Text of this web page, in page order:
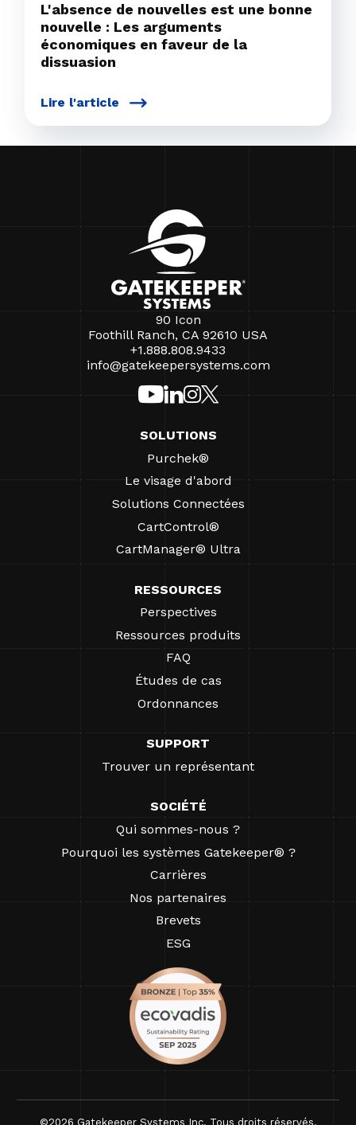
L'absence de nouvelles est une bonne
nouvelle : Les arguments
économiques en faveur de la
dissuasion
Lire l'article
90 Icon
Foothill Ranch, CA 92610 USA
+1.888.808.9433
info@gatekeepersystems.com
SOLUTIONS
Purchek®
Le visage d'abord
Solutions Connectées
CartControl®
CartManager® Ultra
RESSOURCES
Perspectives
Ressources produits
FAQ
Études de cas
Ordonnances
SUPPORT
Trouver un représentant
SOCIÉTÉ
Qui sommes-nous ?
Pourquoi les systèmes Gatekeeper® ?
Carrières
Nos partenaires
Brevets
ESG
©2026 Gatekeeper Systems Inc. Tous droits réservés.